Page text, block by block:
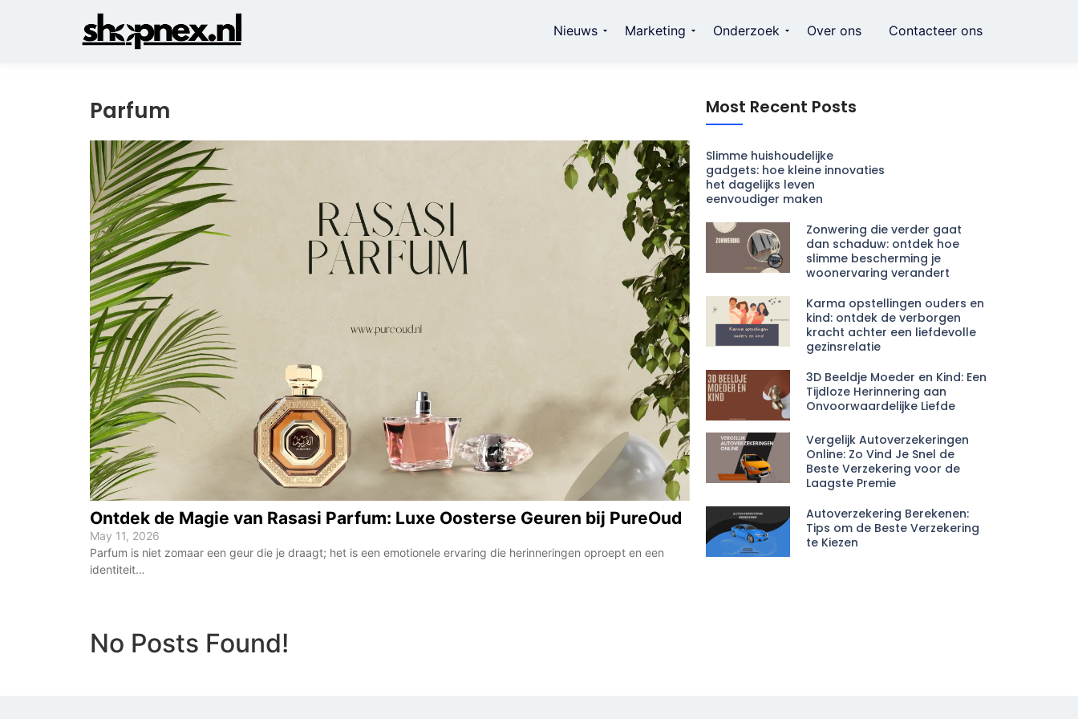
Nieuws Marketing Onderzoek Over ons Contacteer ons
Parfum
Ontdek de Magie van Rasasi Parfum: Luxe Oosterse Geuren bij PureOud
May 11, 2026
Parfum is niet zomaar een geur die je draagt; het is een emotionele ervaring die herinneringen oproept en een
identiteit…
Most Recent Posts
Slimme huishoudelijke
gadgets: hoe kleine innovaties
het dagelijks leven
eenvoudiger maken
Zonwering die verder gaat
dan schaduw: ontdek hoe
slimme bescherming je
woonervaring verandert
Karma opstellingen ouders en
kind: ontdek de verborgen
kracht achter een liefdevolle
gezinsrelatie
3D Beeldje Moeder en Kind: Een
Tijdloze Herinnering aan
Onvoorwaardelijke Liefde
Vergelijk Autoverzekeringen
Online: Zo Vind Je Snel de
Beste Verzekering voor de
Laagste Premie
Autoverzekering Berekenen:
Tips om de Beste Verzekering
te Kiezen
No Posts Found!